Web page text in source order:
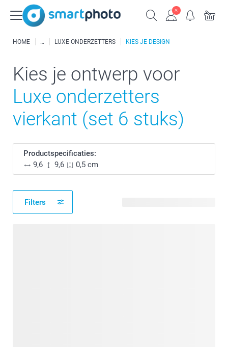
HOME LUXE ONDERZETTERS KIES JE DESIGN
Kies je ontwerp voor
Luxe onderzetters
vierkant (set 6 stuks)
Productspecificaties:
9,6
9,6 0,5 cm
Filters